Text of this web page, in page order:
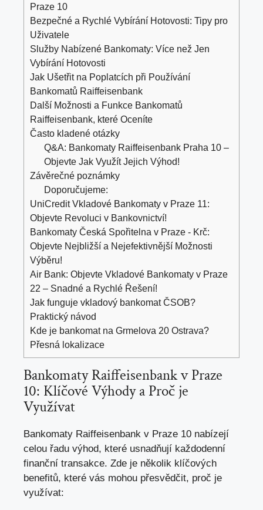
Praze 10
Bezpečné a Rychlé Vybírání Hotovosti: Tipy pro
Uživatele
Služby Nabízené Bankomaty: Více než Jen
Vybírání Hotovosti
Jak Ušetřit na Poplatcích při Používání
Bankomatů Raiffeisenbank
Další Možnosti a Funkce Bankomatů
Raiffeisenbank, které Oceníte
Často kladené otázky
Q&A: Bankomaty Raiffeisenbank Praha 10 –
Objevte Jak Využít Jejich Výhod!
Závěrečné poznámky
Doporučujeme:
UniCredit Vkladové Bankomaty v Praze 11:
Objevte Revoluci v Bankovnictví!
Bankomaty Česká Spořitelna v Praze - Krč:
Objevte Nejbližší a Nejefektivnější Možnosti
Výběru!
Air Bank: Objevte Vkladové Bankomaty v Praze
22 – Snadné a Rychlé Řešení!
Jak funguje vkladový bankomat ČSOB?
Praktický návod
Kde je bankomat na Grmelova 20 Ostrava?
Přesná lokalizace
Bankomaty Raiffeisenbank v Praze
10: Klíčové Výhody a Proč je
Využívat
Bankomaty Raiffeisenbank v Praze 10 nabízejí
celou řadu výhod, které usnadňují každodenní
finanční transakce. Zde je několik klíčových
benefitů, které vás mohou přesvědčit, proč je
využívat: